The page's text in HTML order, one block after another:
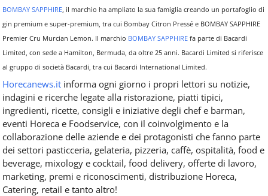
BOMBAY SAPPHIRE , il marchio ha ampliato la sua famiglia creando un portafoglio di
gin premium e super-premium, tra cui Bombay Citron Pressé e BOMBAY SAPPHIRE
Premier Cru Murcian Lemon. Il marchio BOMBAY SAPPHIRE fa parte di Bacardi
Limited, con sede a Hamilton, Bermuda, da oltre 25 anni. Bacardi Limited si riferisce
al gruppo di società Bacardi, tra cui Bacardi International Limited.
Horecanews.it informa ogni giorno i propri lettori su notizie,
indagini e ricerche legate alla ristorazione, piatti tipici,
ingredienti, ricette, consigli e iniziative degli chef e barman,
eventi Horeca e Foodservice, con il coinvolgimento e la
collaborazione delle aziende e dei protagonisti che fanno parte
dei settori pasticceria, gelateria, pizzeria, caffè, ospitalità, food e
beverage, mixology e cocktail, food delivery, offerte di lavoro,
marketing, premi e riconoscimenti, distribuzione Horeca,
Catering, retail e tanto altro!